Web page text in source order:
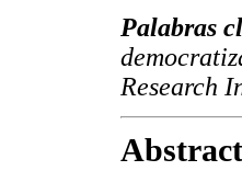
Palabras
Research
Abstract